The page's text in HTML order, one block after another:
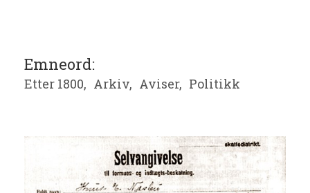
Emneord:
Etter 1800, Arkiv, Aviser, Politikk